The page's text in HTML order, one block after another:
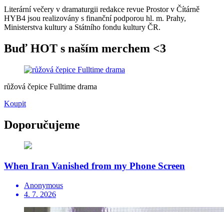
Literární večery v dramaturgii redakce revue Prostor v Čítárně
HYB4 jsou realizovány s finanční podporou hl. m. Prahy,
Ministerstva kultury a Státního fondu kultury ČR.
Buď HOT s naším merchem <3
růžová čepice Fulltime drama
Koupit
Doporučujeme
When Iran Vanished from my Phone Screen
Anonymous
4. 7. 2026